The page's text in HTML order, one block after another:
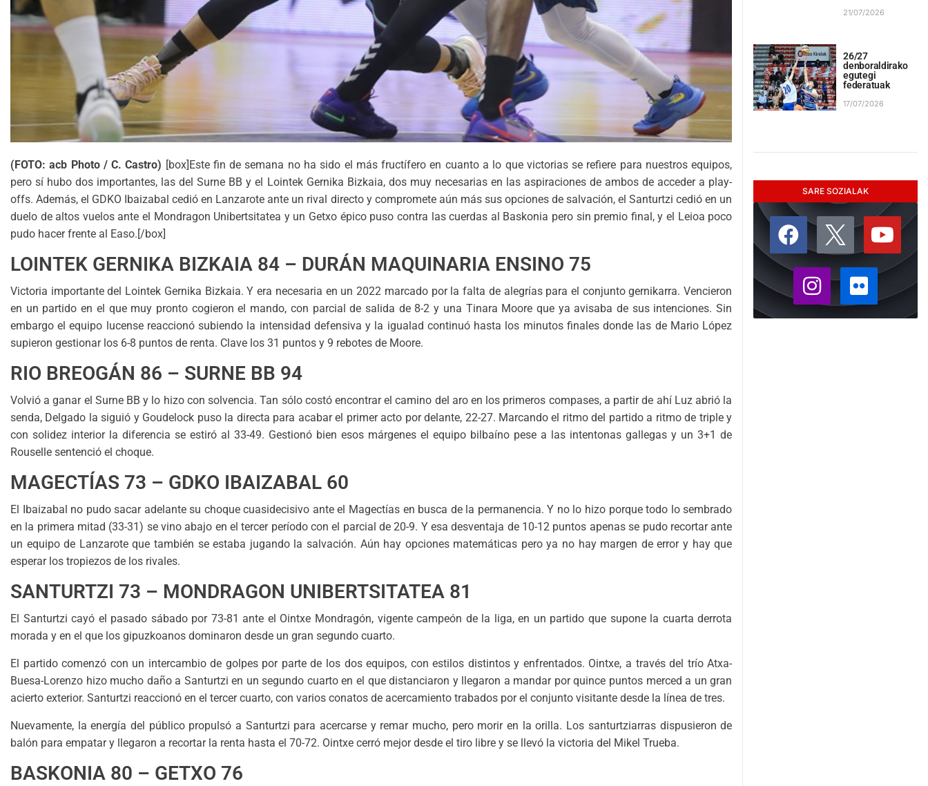
(FOTO: acb Photo / C. Castro) [box]Este fin de semana no ha sido el más fructífero en cuanto a lo que victorias se refiere para nuestros equipos,
pero sí hubo dos importantes, las del Surne BB y el Lointek Gernika Bizkaia, dos muy necesarias en las aspiraciones de ambos de acceder a play-
offs. Además, el GDKO Ibaizabal cedió en Lanzarote ante un rival directo y compromete aún más sus opciones de salvación, el Santurtzi cedió en un
duelo de altos vuelos ante el Mondragon Unibertsitatea y un Getxo épico puso contra las cuerdas al Baskonia pero sin premio final, y el Leioa poco
pudo hacer frente al Easo.[/box]
LOINTEK GERNIKA BIZKAIA 84 – DURÁN MAQUINARIA ENSINO 75
Victoria importante del Lointek Gernika Bizkaia. Y era necesaria en un 2022 marcado por la falta de alegrías para el conjunto gernikarra. Vencieron
en un partido en el que muy pronto cogieron el mando, con parcial de salida de 8-2 y una Tinara Moore que ya avisaba de sus intenciones. Sin
embargo el equipo lucense reaccionó subiendo la intensidad defensiva y la igualad continuó hasta los minutos finales donde las de Mario López
supieron gestionar los 6-8 puntos de renta. Clave los 31 puntos y 9 rebotes de Moore.
RIO BREOGÁN 86 – SURNE BB 94
Volvió a ganar el Surne BB y lo hizo con solvencia. Tan sólo costó encontrar el camino del aro en los primeros compases, a partir de ahí Luz abrió la
senda, Delgado la siguió y Goudelock puso la directa para acabar el primer acto por delante, 22-27. Marcando el ritmo del partido a ritmo de triple y
con solidez interior la diferencia se estiró al 33-49. Gestionó bien esos márgenes el equipo bilbaíno pese a las intentonas gallegas y un 3+1 de
Rouselle sentenció el choque.
MAGECTÍAS 73 – GDKO IBAIZABAL 60
El Ibaizabal no pudo sacar adelante su choque cuasidecisivo ante el Magectías en busca de la permanencia. Y no lo hizo porque todo lo sembrado
en la primera mitad (33-31) se vino abajo en el tercer período con el parcial de 20-9. Y esa desventaja de 10-12 puntos apenas se pudo recortar ante
un equipo de Lanzarote que también se estaba jugando la salvación. Aún hay opciones matemáticas pero ya no hay margen de error y hay que
esperar los tropiezos de los rivales.
SANTURTZI 73 – MONDRAGON UNIBERTSITATEA 81
El Santurtzi cayó el pasado sábado por 73-81 ante el Ointxe Mondragón, vigente campeón de la liga, en un partido que supone la cuarta derrota
morada y en el que los gipuzkoanos dominaron desde un gran segundo cuarto.
El partido comenzó con un intercambio de golpes por parte de los dos equipos, con estilos distintos y enfrentados. Ointxe, a través del trío Atxa-
Buesa-Lorenzo hizo mucho daño a Santurtzi en un segundo cuarto en el que distanciaron y llegaron a mandar por quince puntos merced a un gran
acierto exterior. Santurtzi reaccionó en el tercer cuarto, con varios conatos de acercamiento trabados por el conjunto visitante desde la línea de tres.
Nuevamente, la energía del público propulsó a Santurtzi para acercarse y remar mucho, pero morir en la orilla. Los santurtziarras dispusieron de
balón para empatar y llegaron a recortar la renta hasta el 70-72. Ointxe cerró mejor desde el tiro libre y se llevó la victoria del Mikel Trueba.
BASKONIA 80 – GETXO 76
21/07/2026
26/27
denboraldirako
egutegi
federatuak
17/07/2026
SARE SOZIALAK